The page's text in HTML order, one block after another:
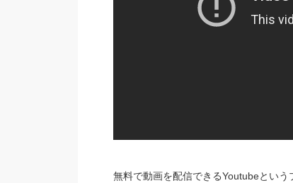
無料で動画を配信できるYoutubeという